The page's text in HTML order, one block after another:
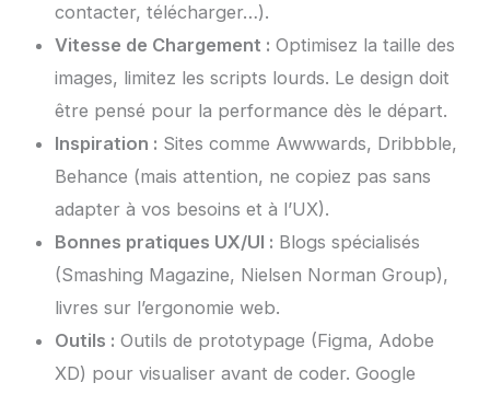
contacter, télécharger…).
Vitesse de Chargement : Optimisez la taille des
images, limitez les scripts lourds. Le design doit
être pensé pour la performance dès le départ.
Inspiration : Sites comme Awwwards, Dribbble,
Behance (mais attention, ne copiez pas sans
adapter à vos besoins et à l’UX).
Bonnes pratiques UX/UI : Blogs spécialisés
(Smashing Magazine, Nielsen Norman Group),
livres sur l’ergonomie web.
Outils : Outils de prototypage (Figma, Adobe
XD) pour visualiser avant de coder. Google